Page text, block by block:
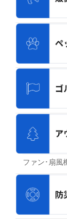
ファン･扇風